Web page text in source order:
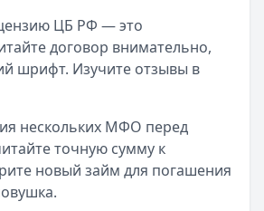
ЦБ РФ — это
договор внимательно,
шрифт. Изучите отзывы в
нескольких МФО перед
точную сумму к
новый займ для погашения